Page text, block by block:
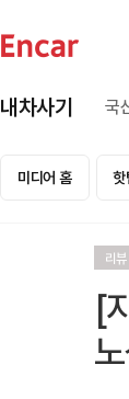
내차사기 국
미디어 홈 핫
리뷰
[